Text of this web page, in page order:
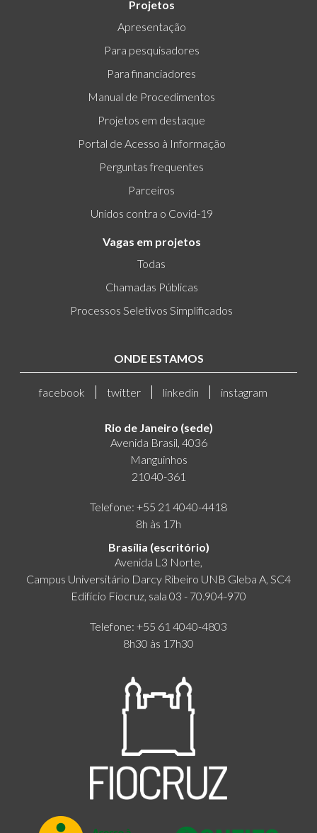
Projetos
Apresentação
Para pesquisadores
Para financiadores
Manual de Procedimentos
Projetos em destaque
Portal de Acesso à Informação
Perguntas frequentes
Parceiros
Unidos contra o Covid-19
Vagas em projetos
Todas
Chamadas Públicas
Processos Seletivos Simplificados
ONDE ESTAMOS
facebook twitter linkedin instagram
Rio de Janeiro (sede)
Avenida Brasil, 4036
Manguinhos
21040-361
Telefone: +55 21 4040-4418
8h às 17h
Brasília (escritório)
Avenida L3 Norte,
Campus Universitário Darcy Ribeiro UNB Gleba A, SC4
Edifício Fiocruz, sala 03 - 70.904-970
Telefone: +55 61 4040-4803
8h30 às 17h30